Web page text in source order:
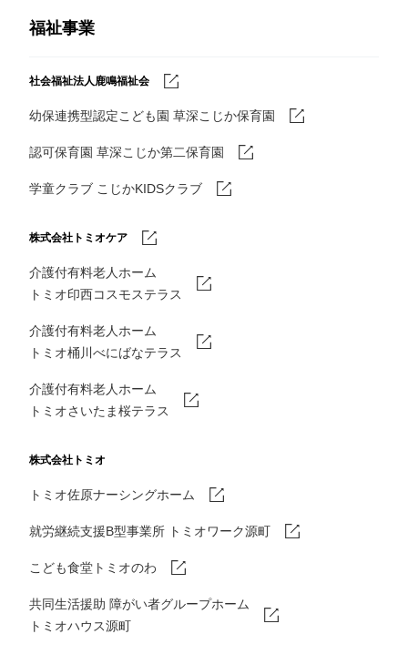
福祉事業
社会福祉法人鹿鳴福祉会
幼保連携型認定こども園 草深こじか保育園
認可保育園 草深こじか第二保育園
学童クラブ こじかKIDSクラブ
株式会社トミオケア
介護付有料老人ホーム
トミオ印西コスモステラス
介護付有料老人ホーム
トミオ桶川べにばなテラス
介護付有料老人ホーム
トミオさいたま桜テラス
株式会社トミオ
トミオ佐原ナーシングホーム
就労継続支援B型事業所 トミオワーク源町
こども食堂トミオのわ
共同生活援助 障がい者グループホーム
トミオハウス源町